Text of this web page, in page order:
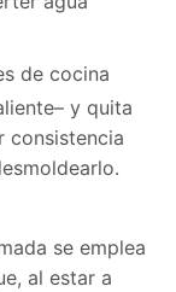
de cocina
y quita
consistencia
se emplea
al estar a